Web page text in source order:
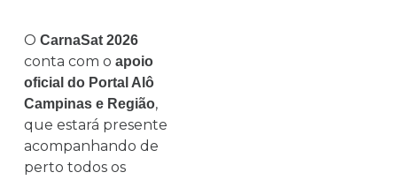
O CarnaSat 2026
conta com o apoio
oficial do Portal Alô
Campinas e Região,
que estará presente
acompanhando de
perto todos os